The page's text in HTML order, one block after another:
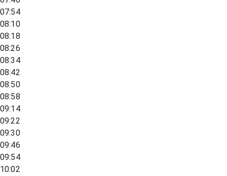
07:54
08:10
08:18
08:26
08:34
08:42
08:50
08:58
09:14
09:22
09:30
09:46
09:54
10:02